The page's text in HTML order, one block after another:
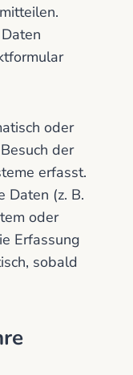
oder
der
erfasst.
Daten (z. B.
oder
Erfassung
sobald